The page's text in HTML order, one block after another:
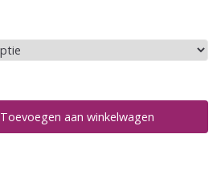
Toevoegen aan winkelwagen